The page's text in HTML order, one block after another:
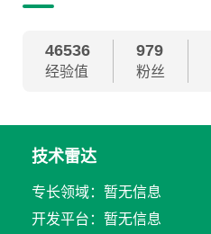
46536
经验值
979
粉丝
技术雷达
专长领域：暂无信息
开发平台：暂无信息